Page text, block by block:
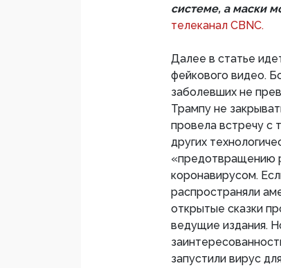
системе, а маски
телеканал CBNC.
Далее в статье
фейкового видео.
заболевших не
Трампу не
провела встречу с
других
«предотвращению
коронавирусом.
распространяли
открытые сказки
ведущие издания.
запустили вирус